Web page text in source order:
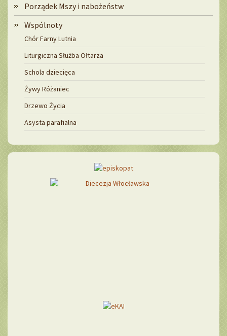
Porządek Mszy i nabożeństw
Wspólnoty
Chór Farny Lutnia
Liturgiczna Służba Ołtarza
Schola dziecięca
Żywy Różaniec
Drzewo Życia
Asysta parafialna